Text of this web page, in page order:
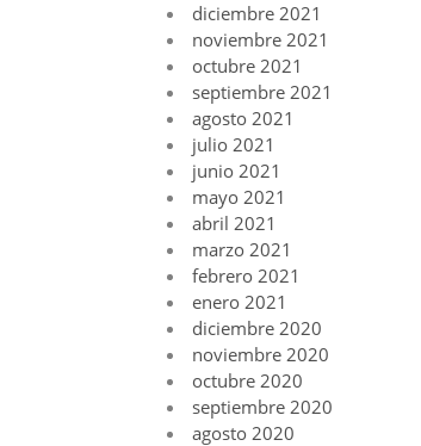
diciembre 2021
noviembre 2021
octubre 2021
septiembre 2021
agosto 2021
julio 2021
junio 2021
mayo 2021
abril 2021
marzo 2021
febrero 2021
enero 2021
diciembre 2020
noviembre 2020
octubre 2020
septiembre 2020
agosto 2020